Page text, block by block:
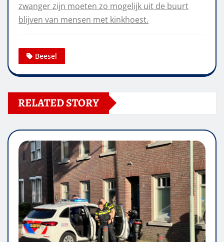
zwanger zijn moeten zo mogelijk uit de buurt
blijven van mensen met kinkhoest.
Beesel
RELATED STORY